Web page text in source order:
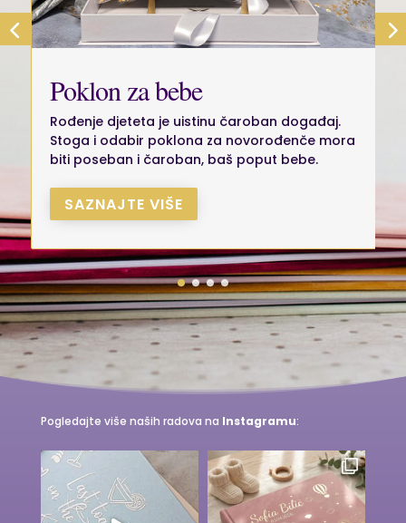
Poklon za bebe
Rođenje djeteta je uistinu čaroban događaj.
Stoga i odabir poklona za novorođenče mora
biti poseban i čaroban, baš poput bebe.
SAZNAJTE VIŠE
Pogledajte više naših radova na Instagramu: